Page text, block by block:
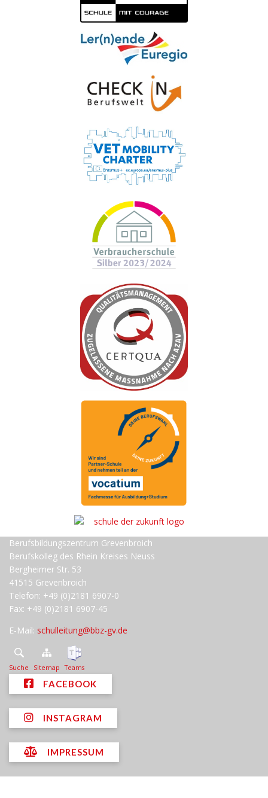
Berufsbildungszentrum Grevenbroich
Berufskolleg des Rhein Kreises Neuss
Bergheimer Str. 53
41515 Grevenbroich
Telefon: +49 (0)2181 6907-0
Fax: +49 (0)2181 6907-45
E-Mail: schulleitung@bbz-gv.de
Suche Sitemap Teams
FACEBOOK
INSTAGRAM
IMPRESSUM